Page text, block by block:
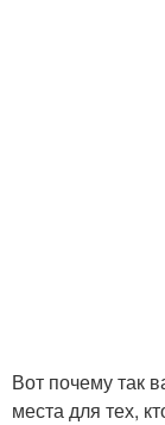
Вот почему так
места для тех,